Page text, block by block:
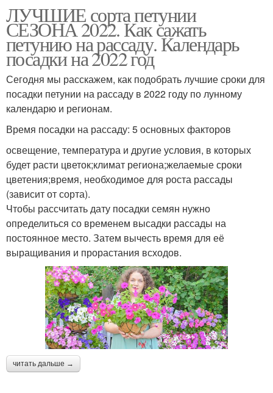
ЛУЧШИЕ сорта петунии
СЕЗОНА 2022. Как сажать
петунию на рассаду. Календарь
посадки на 2022 год
Сегодня мы расскажем, как подобрать лучшие сроки для
посадки петунии на рассаду в 2022 году по лунному
календарю и регионам.
Время посадки на рассаду: 5 основных факторов
освещение, температура и другие условия, в которых
будет расти цветок;климат региона;желаемые сроки
цветения;время, необходимое для роста рассады
(зависит от сорта).
Чтобы рассчитать дату посадки семян нужно
определиться со временем высадки рассады на
постоянное место. Затем вычесть время для её
выращивания и прорастания всходов.
читать дальше →